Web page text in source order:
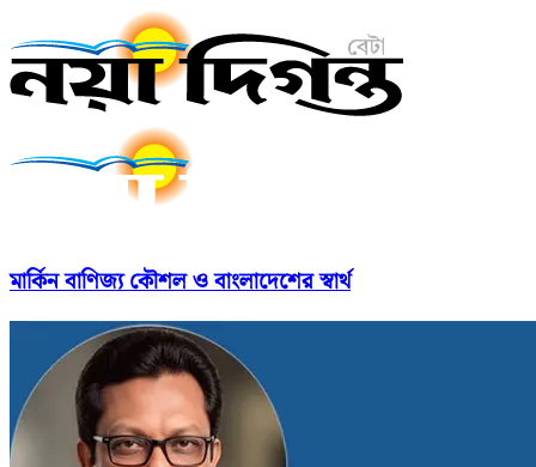
মার্কিন বাণিজ্য কৌশল ও বাংলাদেশের স্বার্থ